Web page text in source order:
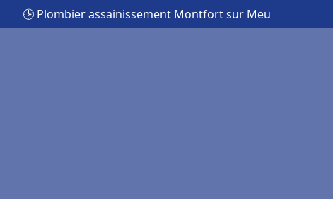
🕒 Plombier assainissement Montfort sur Meu